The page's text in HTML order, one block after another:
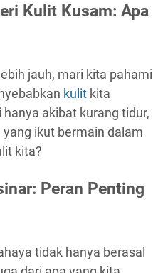
Kulit Kusam: Apa
jauh, mari kita pahami
kulit kita
akibat kurang tidur,
ikut bermain dalam
kita?
Peran Penting
tidak hanya berasal